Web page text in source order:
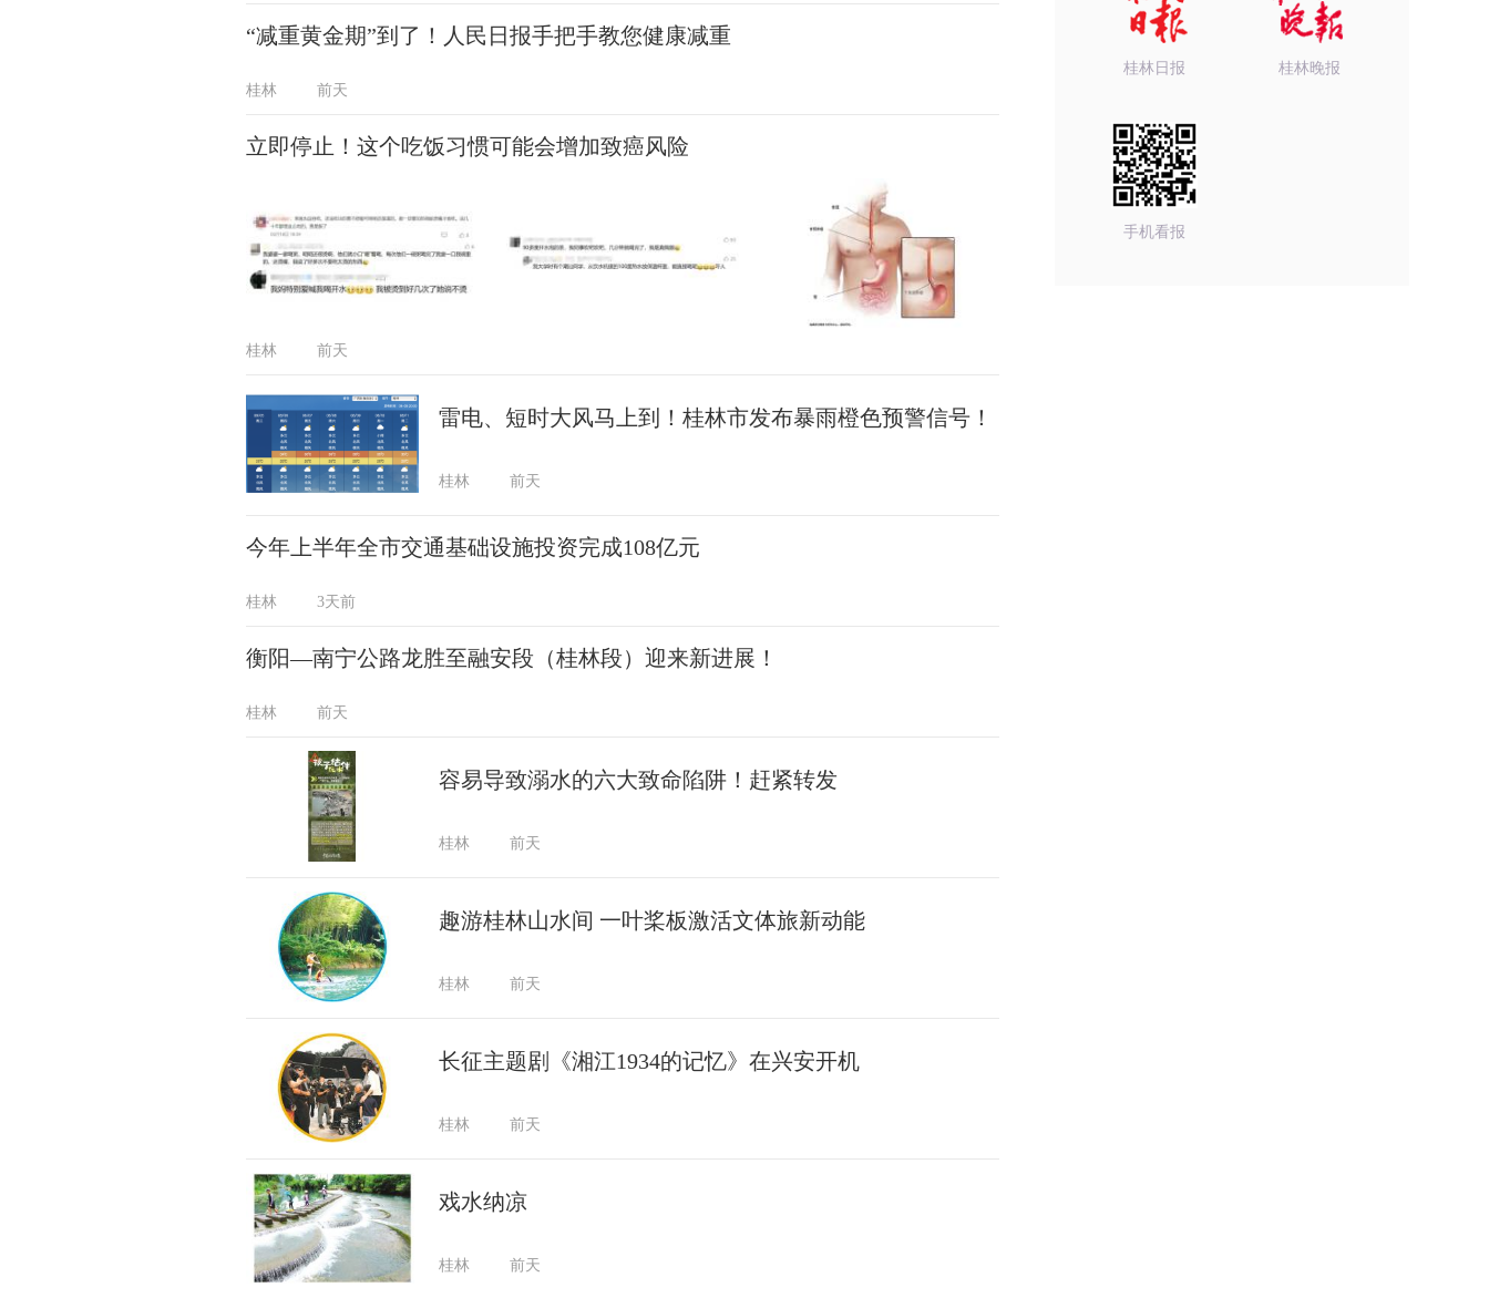
“减重黄金期”到了！人民日报手把手教您健康减重
桂林 前天
立即停止！这个吃饭习惯可能会增加致癌风险
桂林 前天
雷电、短时大风马上到！桂林市发布暴雨橙色预警信号！
桂林 前天
今年上半年全市交通基础设施投资完成108亿元
桂林 3天前
衡阳—南宁公路龙胜至融安段（桂林段）迎来新进展！
桂林 前天
容易导致溺水的六大致命陷阱！赶紧转发
桂林 前天
趣游桂林山水间 一叶桨板激活文体旅新动能
桂林 前天
长征主题剧《湘江1934的记忆》在兴安开机
桂林 前天
戏水纳凉
桂林 前天
桂林日报 桂林晚报
手机看报